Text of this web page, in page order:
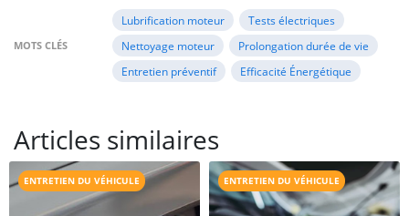
MOTS CLÉS
Lubrification moteur
Tests électriques
Nettoyage moteur
Prolongation durée de vie
Entretien préventif
Efficacité Énergétique
Articles similaires
ENTRETIEN DU VÉHICULE ENTRETIEN DU VÉHICULE